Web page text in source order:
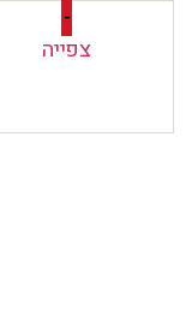
-
צפייה